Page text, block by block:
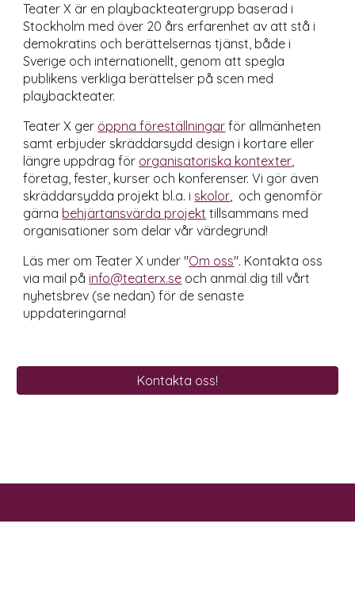
Teater X är en playbackteatergrupp baserad i
Stockholm med över 20 års erfarenhet av att stå i
demokratins och berättelsernas tjänst, både i
Sverige och internationellt, genom att spegla
publikens verkliga berättelser på scen med
playbackteater.
Teater X ger öppna föreställningar för allmänheten
samt erbjuder skräddarsydd design i kortare eller
längre uppdragför organisatoriska kontexter,
företag, fester, kurser och konferenser.Vi gör även
skräddarsydda projekt bl.a. i skolor, och genomför
gärna behjärtansvärda projekt tillsammans med
organisationer som delar vår värdegrund!
Läs mer om Teater X under "Om oss". Kontakta oss
via mail på info@teaterx.se och anmäl dig till vårt
nyhetsbrev (se nedan) för de senaste
uppdateringarna!
Kontakta oss!